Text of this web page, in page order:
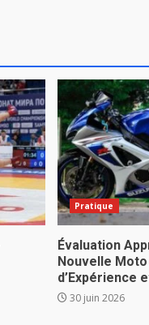
Pratique
Évaluation
Nouvelle
d’Expérience
30 juin 2026